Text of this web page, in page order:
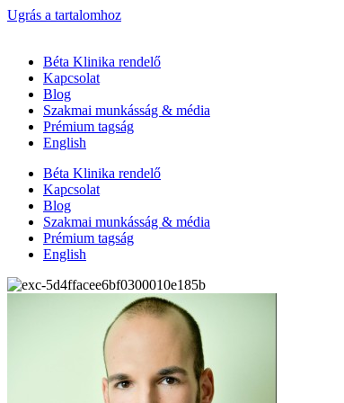
Ugrás a tartalomhoz
Béta Klinika rendelő
Kapcsolat
Blog
Szakmai munkásság & média
Prémium tagság
English
Béta Klinika rendelő
Kapcsolat
Blog
Szakmai munkásság & média
Prémium tagság
English